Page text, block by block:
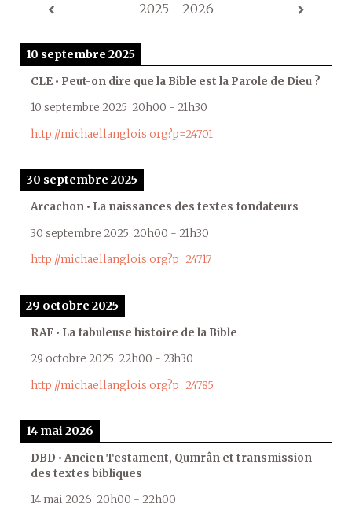
2025 - 2026
10 septembre 2025
CLE • Peut-on dire que la Bible est la Parole de Dieu ?
10 septembre 2025 20h00 - 21h30
http://michaellanglois.org?p=24701
30 septembre 2025
Arcachon • La naissances des textes fondateurs
30 septembre 2025 20h00 - 21h30
http://michaellanglois.org?p=24717
29 octobre 2025
RAF • La fabuleuse histoire de la Bible
29 octobre 2025 22h00 - 23h30
http://michaellanglois.org?p=24785
14 mai 2026
DBD • Ancien Testament, Qumrân et transmission
des textes bibliques
14 mai 2026 20h00 - 22h00